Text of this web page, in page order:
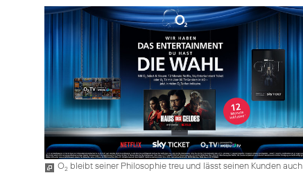
O2 bleibt seiner Philosophie treu und lässt seinen Kunden auch